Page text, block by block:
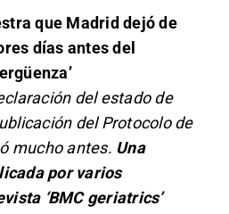
que Madrid dejó de
días antes del
del estado de
del Protocolo de
mucho antes. Una
por varios
‘BMC geriatrics’